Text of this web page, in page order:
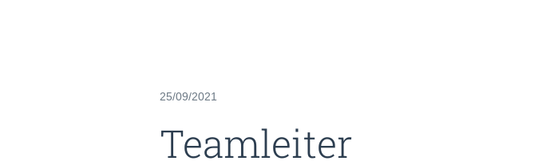
25/09/2021
Teamleiter